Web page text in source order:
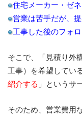
住宅メーカー・ゼ
営業は苦手だが、
工事した後のフォ
そこで、「見積り外
工事）を希望してい
紹介する 」というサ
そのため、営業費用